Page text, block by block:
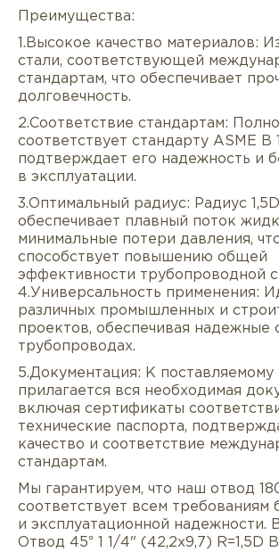
Описание
Услуги Оплата/доставка
Преимущества:
1.Высокое качество материалов:
стали, соответствующей
стандартам, что обеспечивает
долговечность.
2.Соответствие стандартам:
соответствует стандарту ASME B
подтверждает его надежность и
в эксплуатации.
3.Оптимальный радиус: Радиус 1,5D
обеспечивает плавный поток
минимальные потери давления,
способствует повышению общей
эффективности трубопроводной
4.Универсальность применения:
различных промышленных и
проектов, обеспечивая надежные
трубопроводах.
5.Документация: К поставляемому
прилагается вся необходимая
включая сертификаты
технические паспорта,
качество и соответствие
стандартам.
Мы гарантируем, что наш отвод
соответствует всем требованиям
и эксплуатационной надежности.
Отвод 45° 1 1/4" (42,2х9,7) R=1,5D